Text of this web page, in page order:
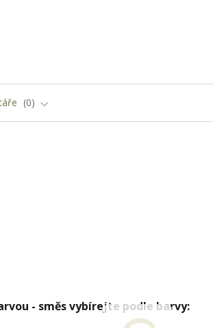
0
- směs vybírejte podle barvy: